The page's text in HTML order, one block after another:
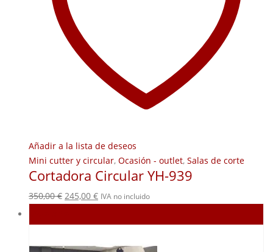
Añadir a la lista de deseos
Mini cutter y circular, Ocasión - outlet, Salas de corte
Cortadora Circular YH-939
350,00€ El
original
245,00 €El
actual
IVA no incluido